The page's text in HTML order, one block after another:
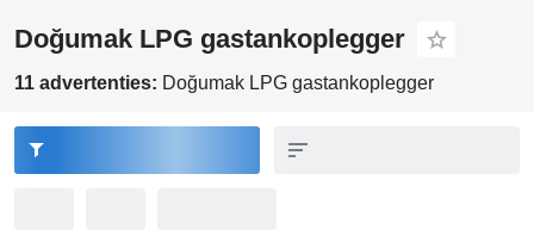
Doğumak LPG gastankoplegger
11 advertenties: Doğumak LPG gastankoplegger